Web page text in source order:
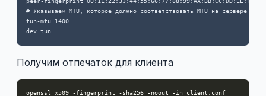
# Указываем MTU, которое должно соответствовать MTU на сервере
tun-mtu 1400
Получим отпечаток для клиента